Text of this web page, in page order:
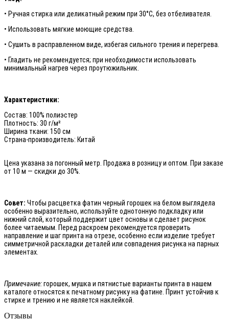
• Ручная стирка или деликатный режим при 30°C, без отбеливателя.
• Использовать мягкие моющие средства.
• Сушить в расправленном виде, избегая сильного трения и перегрева.
• Гладить не рекомендуется; при необходимости использовать
минимальный нагрев через проутюжильник.
Характеристики:
Состав: 100% полиэстер
Плотность: 30 г/м²
Ширина ткани: 150 см
Страна-производитель: Китай
Цена указана за погонный метр. Продажа в розницу и оптом. При заказе
от 10 м — скидки до 30%.
Совет: Чтобы расцветка фатин черный горошек на белом выглядела
особенно выразительно, используйте однотонную подкладку или
нижний слой, который поддержит цвет основы и сделает рисунок
более читаемым. Перед раскроем рекомендуется проверить
направление и шаг принта на отрезе, особенно если изделие требует
симметричной раскладки деталей или совпадения рисунка на парных
элементах.
Примечание:горошек, мушка и пятнистые варианты принта в нашем
каталоге относятся к печатному рисунку на фатине. Принт устойчив к
стирке и трению и не является наклейкой.
Отзывы